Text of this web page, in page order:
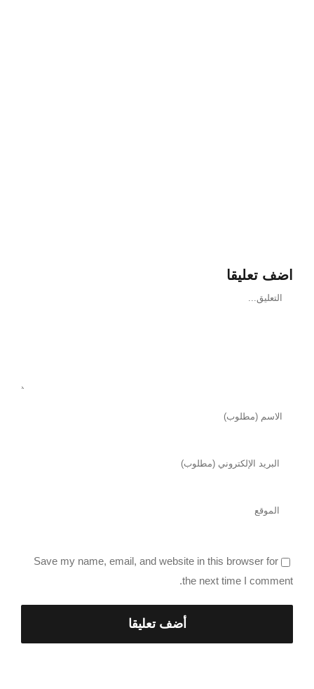
اضف تعليقا
تعليق
Save my name, email, and website in this browser for
the next time I comment.